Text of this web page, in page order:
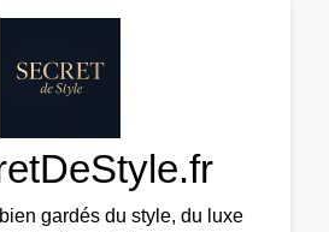
gardés du style, du luxe